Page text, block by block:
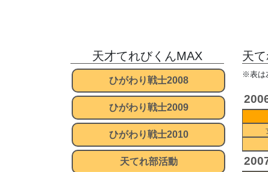
天
※表は
天才てれびくんMAX
ひがわり戦士2008
ひがわり戦士2009
ひがわり戦士2010
天てれ部活動